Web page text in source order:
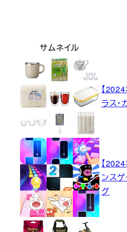
サムネイル
【
ラス・
【
ンス
グ